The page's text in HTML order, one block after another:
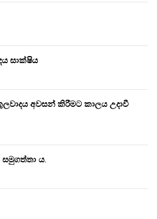
සාක්ෂිය
අවසන් කිරීමට කාලය උදාවී
සමුගත්තා ය.